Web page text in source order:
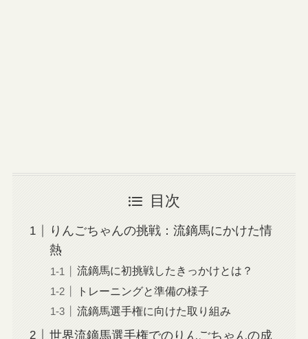
目次
りんごちゃんの挑戦：流鏑馬にかけた情
熱
流鏑馬に初挑戦したきっかけとは？
トレーニングと準備の様子
流鏑馬選手権に向けた取り組み
世界流鏑馬選手権でのりんごちゃんの成